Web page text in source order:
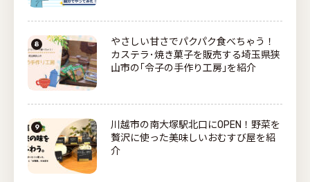
やさしい甘さでパクパク食べちゃう！
カステラ･焼き菓子を販売する埼玉県狭
山市の｢令子の手作り工房｣を紹介
川越市の南大塚駅北口にOPEN！野菜を
贅沢に使った美味しいおむすび屋を紹
介